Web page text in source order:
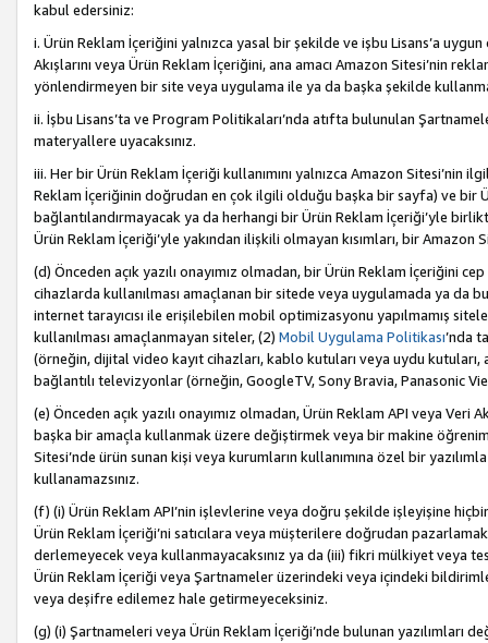
kabul edersiniz:
i. Ürün Reklam İçeriğini yalnızca yasal bir şekilde ve işbu Lisans’a uygun
Akışlarını veya Ürün Reklam İçeriğini, ana amacı Amazon Sitesi’nin
yönlendirmeyen bir site veya uygulama ile ya da başka şekilde
ii. İşbu Lisans’ta ve Program Politikaları’nda atıfta bulunulan
materyallere uyacaksınız.
iii. Her bir Ürün Reklam İçeriği kullanımını yalnızca Amazon
Reklam İçeriğinin doğrudan en çok ilgili olduğu başka bir sayfa) ve bir
bağlantılandırmayacak ya da herhangi bir Ürün Reklam İçeriği’yle
Ürün Reklam İçeriği’yle yakından ilişkili olmayan kısımları, bir Amazon
(d) Önceden açık yazılı onayımız olmadan, bir Ürün Reklam İçeriğini
cihazlarda kullanılması amaçlanan bir sitede veya uygulamada ya da
internet tarayıcısı ile erişilebilen mobil optimizasyonu yapılmamış
kullanılması amaçlanmayan siteler, (2) Mobil Uygulama Politikası’nda
(örneğin, dijital video kayıt cihazları, kablo kutuları veya uydu kutuları,
bağlantılı televizyonlar (örneğin, GoogleTV, Sony Bravia, Panasonic
(e) Önceden açık yazılı onayımız olmadan, Ürün Reklam API veya
başka bir amaçla kullanmak üzere değiştirmek veya bir makine
Sitesi’nde ürün sunan kişi veya kurumların kullanımına özel bir
kullanamazsınız.
(f) (i) Ürün Reklam API’nin işlevlerine veya doğru şekilde işleyişine
Ürün Reklam İçeriği’ni satıcılara veya müşterilere doğrudan
derlemeyecek veya kullanmayacaksınız ya da (iii) fikri mülkiyet veya
Ürün Reklam İçeriği veya Şartnameler üzerindeki veya içindeki
veya deşifre edilemez hale getirmeyeceksiniz.
(g) (i) Şartnameleri veya Ürün Reklam İçeriği’nde bulunan